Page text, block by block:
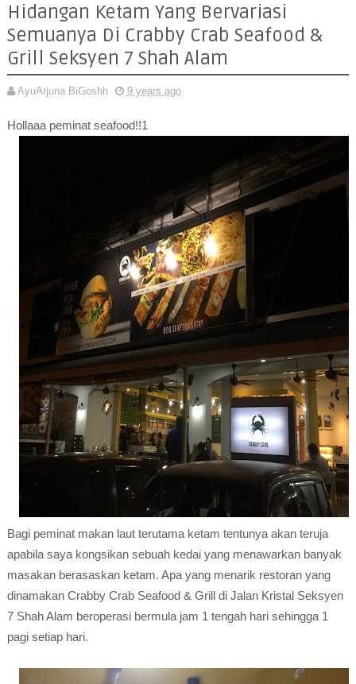
Hidangan Ketam Yang Bervariasi
Semuanya Di Crabby Crab Seafood &
Grill Seksyen 7 Shah Alam
AyuArjuna BiGoshh 9 years ago
Hollaaa peminat seafood!!1
Bagi peminat makan laut terutama ketam tentunya akan teruja
apabila saya kongsikan sebuah kedai yang menawarkan banyak
masakan berasaskan ketam. Apa yang menarik restoran yang
dinamakan Crabby Crab Seafood & Grill di Jalan Kristal Seksyen
7 Shah Alam beroperasi bermula jam 1 tengah hari sehingga 1
pagi setiap hari.